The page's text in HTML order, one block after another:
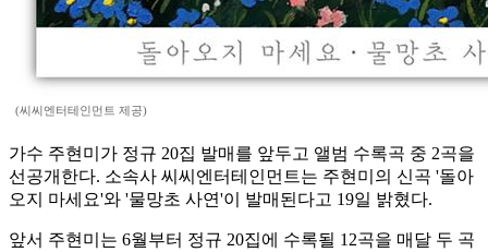
(씨씨엔터테인먼트 제공)
가수 주현미가 정규 20집 발매를 앞두고 앨범 수록곡 중 2곡을
선공개한다. 소속사 씨씨엔터테인먼트는 주현미의 신곡 '돌아
오지 마세요'와 '물망초 사연'이 발매된다고 19일 밝혔다.
앞서 주현미는 6월부터 정규 20집에 수록될 12곡을 매달 두 곡